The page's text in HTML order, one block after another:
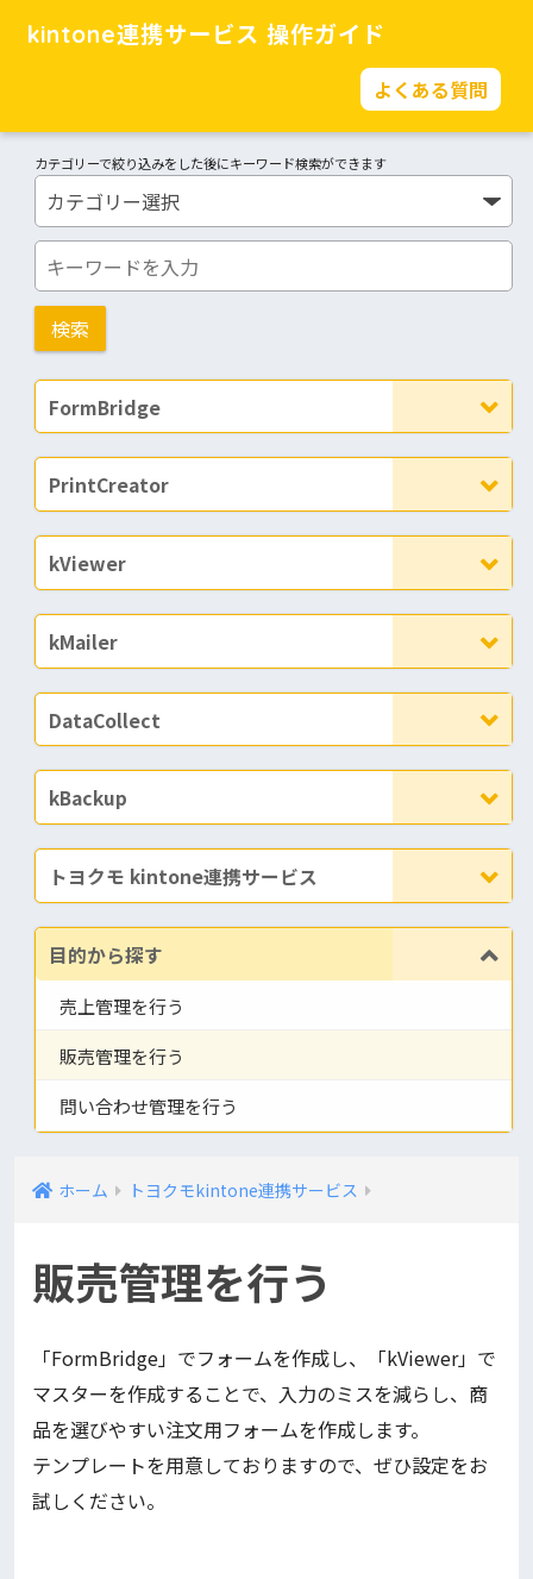
kintone連携サービス 操作ガイド
よくある質問
カテゴリーで絞り込みをした後にキーワード検索ができます
FormBridge
PrintCreator
kViewer
kMailer
DataCollect
kBackup
トヨクモ kintone連携サービス
目的から探す
売上管理を行う
販売管理を行う
問い合わせ管理を行う
ホーム トヨクモkintone連携サービス
販売管理を行う
「FormBridge」でフォームを作成し、「kViewer」で
マスターを作成することで、入力のミスを減らし、商
品を選びやすい注文用フォームを作成します。
テンプレートを用意しておりますので、ぜひ設定をお
試しください。